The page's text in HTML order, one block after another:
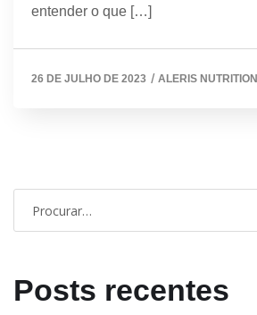
entender o que […]
26 DE JULHO DE 2023 / ALERIS NUTRITION
Posts recentes